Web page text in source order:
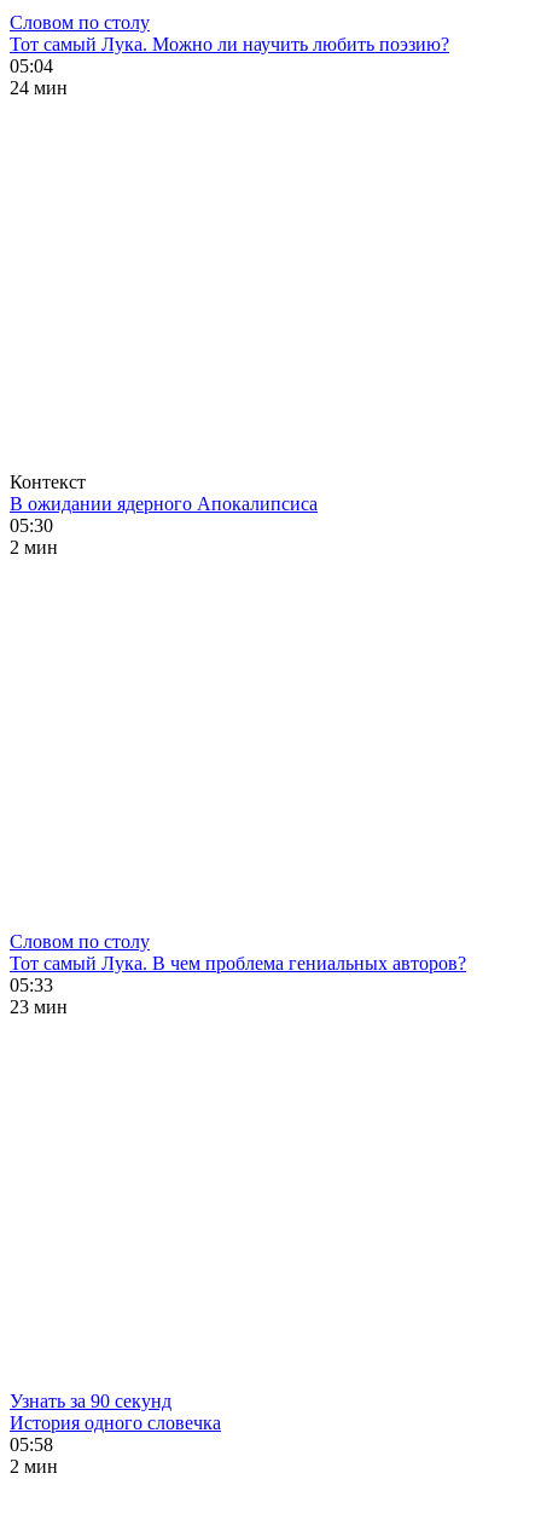
Словом по столу
Тот самый Лука. Можно ли научить любить поэзию?
05:04
24 мин
Контекст
В ожидании ядерного Апокалипсиса
05:30
2 мин
Словом по столу
Тот самый Лука. В чем проблема гениальных авторов?
05:33
23 мин
Узнать за 90 секунд
История одного словечка
05:58
2 мин